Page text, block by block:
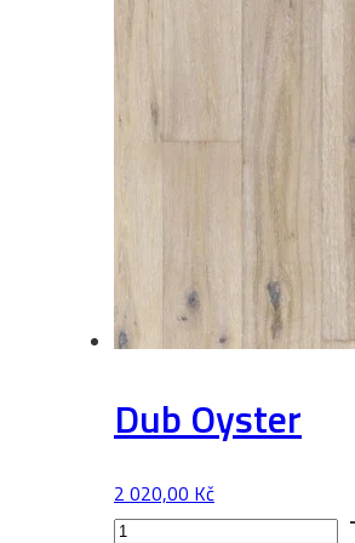
Dub Oyster
2 020,00 Kč
Dub